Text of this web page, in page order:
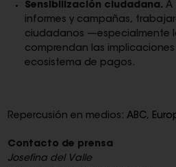
Sensibilización ciudadana. A
informes y campañas,
ciudadanos —especialmente
comprendan las
ecosistema de pagos.
Repercusión en medios: ABC,
Contacto de prensa
Josefina del Valle